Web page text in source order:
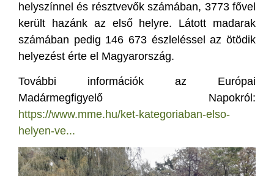
helyszínnel és résztvevők számában, 3773 fővel
került hazánk az első helyre. Látott madarak
számában pedig 146 673 észleléssel az ötödik
helyezést érte el Magyarország.
További információk az Európai
Madármegfigyelő Napokról:
https://www.mme.hu/ket-kategoriaban-elso-
helyen-ve...